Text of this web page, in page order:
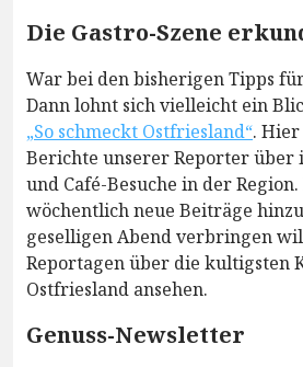
Die Gastro-Szene
War bei den bisherigen Tipps
Dann lohnt sich vielleicht ein
„So schmeckt Ostfriesland“.
Berichte unserer Reporter über
und Café-Besuche in der
wöchentlich neue Beiträge
geselligen Abend verbringen
Reportagen über die kultigsten
Ostfriesland ansehen.
Genuss-Newsletter